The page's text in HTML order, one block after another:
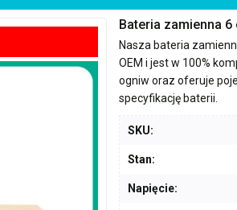
Bateria zamienna 6
Nasza bateria
OEM i jest w 100%
ogniw oraz oferuje
specyfikację baterii.
SKU:
Stan:
Napięcie: